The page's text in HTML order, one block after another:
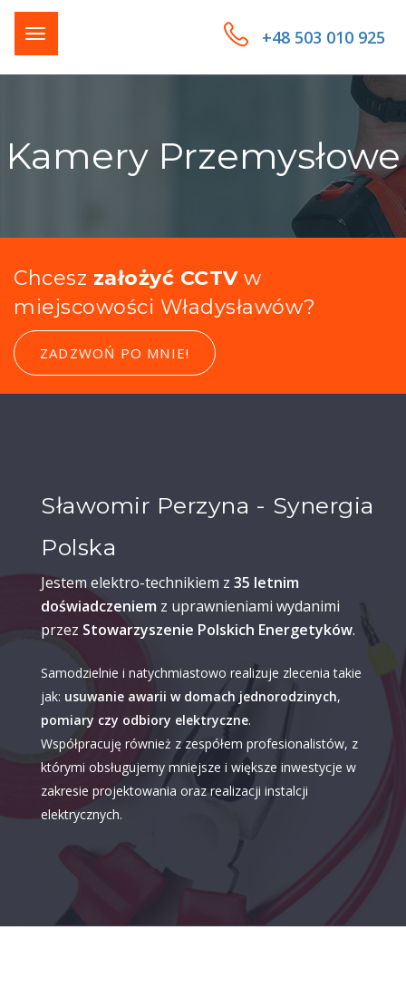
+48 503 010 925
Kamery Przemysłowe
Chcesz założyć CCTVw
miejscowości Władysławów?
ZADZWOŃ PO MNIE!
Sławomir Perzyna - Synergia
Polska
Jestem elektro-technikiem z 35 letnim
doświadczeniem z uprawnieniami wydanimi
przez Stowarzyszenie Polskich Energetyków.
Samodzielnie i natychmiastowo realizuje zlecenia takie
jak: usuwanie awarii w domach jednorodzinych,
pomiary czy odbiory elektryczne.
Współpracuję również z zespółem profesionalistów, z
którymi obsługujemy mniejsze i większe inwestycje w
zakresie projektowania oraz realizacji instalcji
elektrycznych.